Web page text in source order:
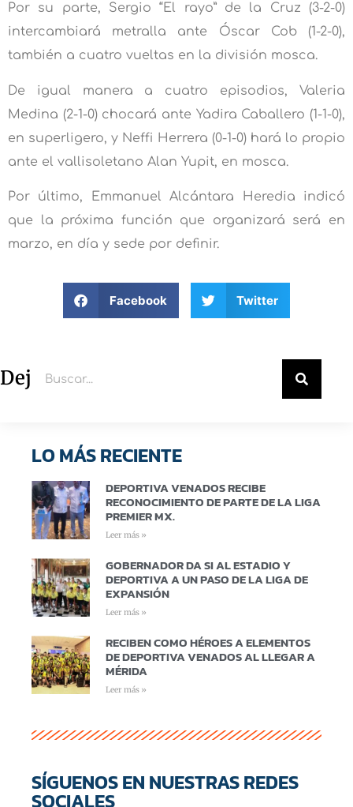
Por su parte, Sergio “El rayo” de la Cruz (3-2-0)
intercambiará metralla ante Óscar Cob (1-2-0),
también a cuatro vueltas en la división mosca.
De igual manera a cuatro episodios, Valeria
Medina (2-1-0) chocará ante Yadira Caballero (1-1-0),
en superligero, y Neffi Herrera (0-1-0) hará lo propio
ante el vallisoletano Alan Yupit, en mosca.
Por último, Emmanuel Alcántara Heredia indicó
que la próxima función que organizará será en
marzo, en día y sede por definir.
Facebook Twitter
Deja un comentario
LO MÁS RECIENTE
DEPORTIVA VENADOS RECIBE
RECONOCIMIENTO DE PARTE DE LA LIGA
PREMIER MX.
Leer más »
GOBERNADOR DA SI AL ESTADIO Y
DEPORTIVA A UN PASO DE LA LIGA DE
EXPANSIÓN
Leer más »
RECIBEN COMO HÉROES A ELEMENTOS
DE DEPORTIVA VENADOS AL LLEGAR A
MÉRIDA
Leer más »
SÍGUENOS EN NUESTRAS REDES
SOCIALES